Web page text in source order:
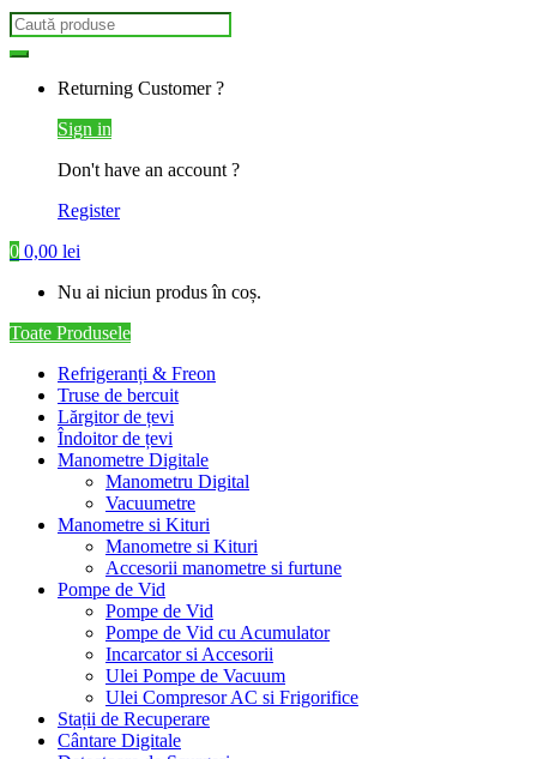
Search
for:
Returning Customer ?
Sign in
Don't have an account ?
Register
0 0,00 lei
Nu ai niciun produs în coș.
Toate Produsele
Refrigeranți & Freon
Truse de bercuit
Lărgitor de țevi
Îndoitor de țevi
Manometre Digitale
Manometru Digital
Vacuumetre
Manometre si Kituri
Manometre si Kituri
Accesorii manometre si furtune
Pompe de Vid
Pompe de Vid
Pompe de Vid cu Acumulator
Incarcator si Accesorii
Ulei Pompe de Vacuum
Ulei Compresor AC si Frigorifice
Stații de Recuperare
Cântare Digitale